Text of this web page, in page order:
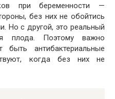
при беременности —
без них не обойтись
Но с другой, это реальный
плода. Поэтому важно
быть антибактериальные
когда без них не